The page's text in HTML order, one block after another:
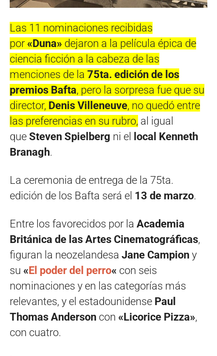
Las 11 nominaciones recibidas
por «Duna» dejaron a la película épica de
ciencia ficción a la cabeza de las
menciones de la 75ta. edición de los
premios Bafta, pero la sorpresa fue que su
director, Denis Villeneuve, no quedó entre
las preferencias en su rubro, al igual
que Steven Spielberg ni el
local Kenneth
Branagh.
La ceremonia de entrega de la 75ta.
edición de los Bafta será el 13 de marzo.
Entre los favorecidos por la Academia
Británica de las Artes Cinematográficas,
figuran la neozelandesa Jane Campion y
su «El poder del perro« con seis
nominaciones y en las categorías más
relevantes, y el estadounidense Paul
Thomas Anderson con «Licorice Pizza»,
con cuatro.